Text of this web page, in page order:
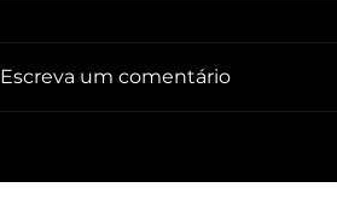
já ganhou PRESIDÊNCIA no BRASIL
Escreva um comentário